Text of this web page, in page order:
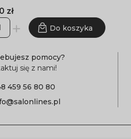
zł
Do koszyka
pomocy?
się z nami!
459 56 80 80